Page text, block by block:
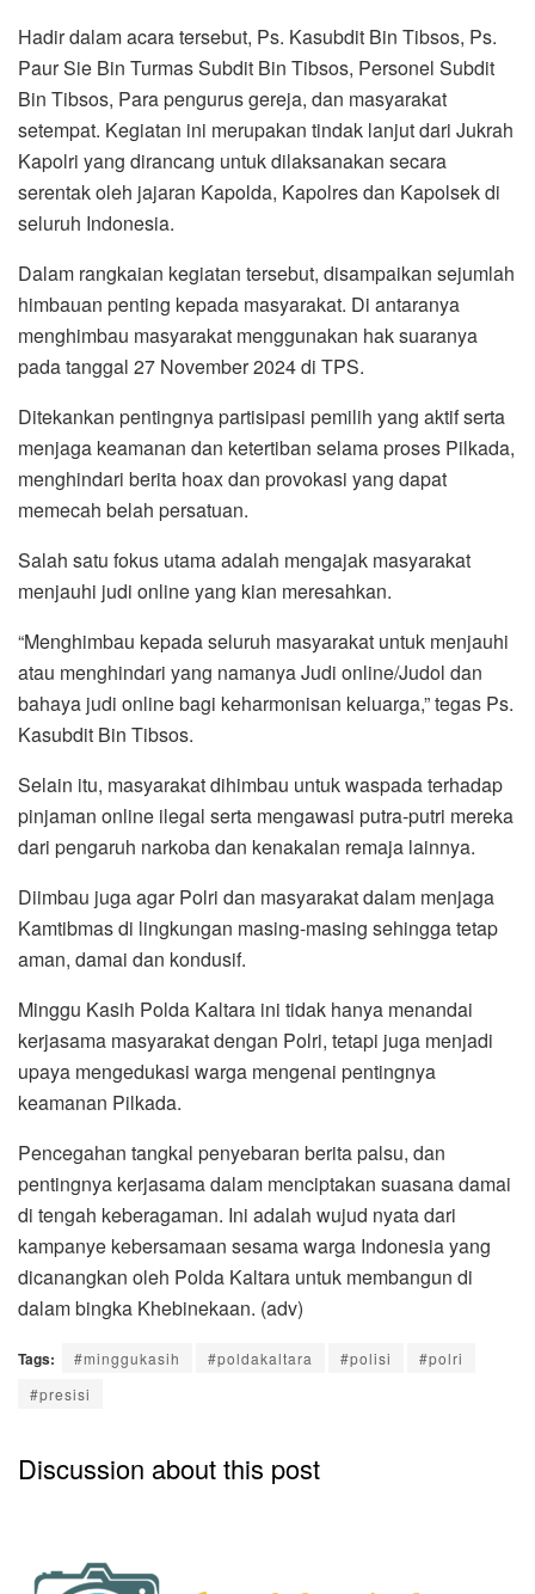
Hadir dalam acara tersebut, Ps. Kasubdit Bin Tibsos, Ps.
Paur Sie Bin Turmas Subdit Bin Tibsos, Personel Subdit
Bin Tibsos, Para pengurus gereja, dan masyarakat
setempat. Kegiatan ini merupakan tindak lanjut dari Jukrah
Kapolri yang dirancang untuk dilaksanakan secara
serentak oleh jajaran Kapolda, Kapolres dan Kapolsek di
seluruh Indonesia.
Dalam rangkaian kegiatan tersebut, disampaikan sejumlah
himbauan penting kepada masyarakat. Di antaranya
menghimbau masyarakat menggunakan hak suaranya
pada tanggal 27 November 2024 di TPS.
Ditekankan pentingnya partisipasi pemilih yang aktif serta
menjaga keamanan dan ketertiban selama proses Pilkada,
menghindari berita hoax dan provokasi yang dapat
memecah belah persatuan.
Salah satu fokus utama adalah mengajak masyarakat
menjauhi judi online yang kian meresahkan.
“Menghimbau kepada seluruh masyarakat untuk menjauhi
atau menghindari yang namanya Judi online/Judol dan
bahaya judi online bagi keharmonisan keluarga,” tegas Ps.
Kasubdit Bin Tibsos.
Selain itu, masyarakat dihimbau untuk waspada terhadap
pinjaman online ilegal serta mengawasi putra-putri mereka
dari pengaruh narkoba dan kenakalan remaja lainnya.
Diimbau juga agar Polri dan masyarakat dalam menjaga
Kamtibmas di lingkungan masing-masing sehingga tetap
aman, damai dan kondusif.
Minggu Kasih Polda Kaltara ini tidak hanya menandai
kerjasama masyarakat dengan Polri, tetapi juga menjadi
upaya mengedukasi warga mengenai pentingnya
keamanan Pilkada.
Pencegahan tangkal penyebaran berita palsu, dan
pentingnya kerjasama dalam menciptakan suasana damai
di tengah keberagaman. Ini adalah wujud nyata dari
kampanye kebersamaan sesama warga Indonesia yang
dicanangkan oleh Polda Kaltara untuk membangun di
dalam bingka Khebinekaan. (adv)
Tags: #minggukasih #poldakaltara #polisi
#polri
#presisi
Discussion about this post